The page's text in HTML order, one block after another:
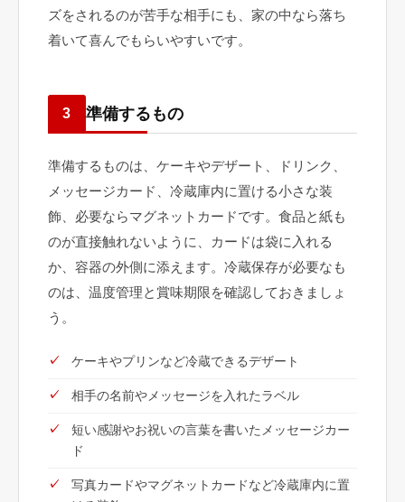
ズをされるのが苦手な相手にも、家の中なら落ち
着いて喜んでもらいやすいです。
3 準備するもの
準備するものは、ケーキやデザート、ドリンク、
メッセージカード、冷蔵庫内に置ける小さな装
飾、必要ならマグネットカードです。食品と紙も
のが直接触れないように、カードは袋に入れる
か、容器の外側に添えます。冷蔵保存が必要なも
のは、温度管理と賞味期限を確認しておきましょ
う。
ケーキやプリンなど冷蔵できるデザート
相手の名前やメッセージを入れたラベル
短い感謝やお祝いの言葉を書いたメッセージカー
ド
写真カードやマグネットカードなど冷蔵庫内に置